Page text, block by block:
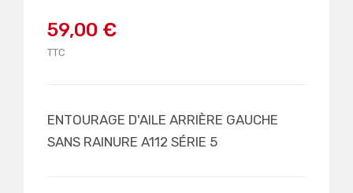
59,00 €
TTC
ENTOURAGE D'AILE ARRIÈRE GAUCHE
SANS RAINURE A112 SÉRIE 5